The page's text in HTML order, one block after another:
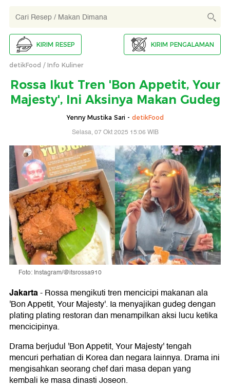
KIRIM RESEP KIRIM PENGALAMAN
detikFood Info Kuliner
Rossa Ikut Tren 'Bon Appetit, Your
Majesty', Ini Aksinya Makan Gudeg
Yenny Mustika Sari - detikFood
Selasa, 07 Okt 2025 15:06 WIB
Foto: Instagram/@itsrossa910
Jakarta-Rossa mengikuti tren mencicipi makanan ala
'Bon Appetit, Your Majesty'. Ia menyajikan gudeg dengan
plating plating restoran dan menampilkan aksi lucu ketika
mencicipinya.
Drama berjudul 'Bon Appetit, Your Majesty' tengah
mencuri perhatian di Korea dan negara lainnya. Drama ini
mengisahkan seorang chef dari masa depan yang
kembali ke masa dinasti Joseon.